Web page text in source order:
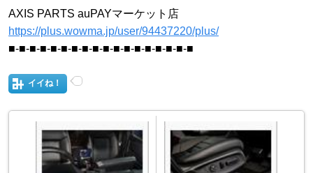
AXIS PARTS auPAYマーケット店
https://plus.wowma.jp/user/94437220/plus/
■-■-■-■-■-■-■-■-■-■-■-■-■-■-■-■-■-■
イイね！